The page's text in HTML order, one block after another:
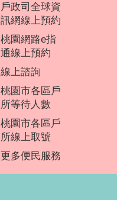
戶政司全球資
訊網線上預約
桃園網路e指
通線上預約
線上諮詢
桃園市各區戶
所等待人數
桃園市各區戶
所線上取號
更多便民服務